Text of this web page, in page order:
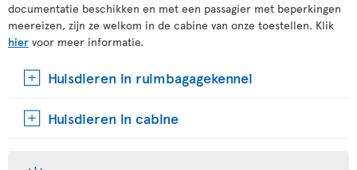
documentatie beschikken en met een passagier met beperkingen
meereizen, zijn ze welkom in de cabine van onze toestellen. Klik
hier voor meer informatie.
Huisdieren in ruimbagagekennel
Huisdieren in cabine